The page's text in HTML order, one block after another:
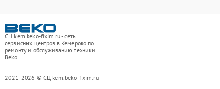
СЦ kem.beko-fixim.ru - сеть
сервисных центров в Кемерово по
ремонту и обслуживанию техники
Beko
2021-2026 © СЦ kem.beko-fixim.ru